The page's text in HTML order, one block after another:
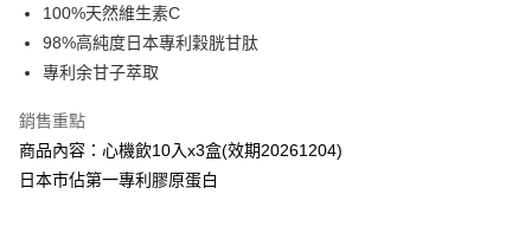
國泰世華商業銀行
臺灣中小企業銀行
匯豐（台灣）商業銀行
聯邦商業銀行
元大商業銀行
台新國際商業銀行
中國信託商業銀行
台灣樂天信用卡公司
上海商業儲蓄銀行
國泰世華商業銀行
臺灣中小企業銀行
聯邦商業銀行
元大商業銀行
永豐商業銀行
玉山商業銀行
LINE Pay
Apple Pay
街口支付
悠遊付
100%天然維生素C
98%高純度日本專利穀胱甘肽
專利余甘子萃取
銷售重點
商品內容：心機飲10入x3盒(效期20261204)
日本市佔第一專利膠原蛋白